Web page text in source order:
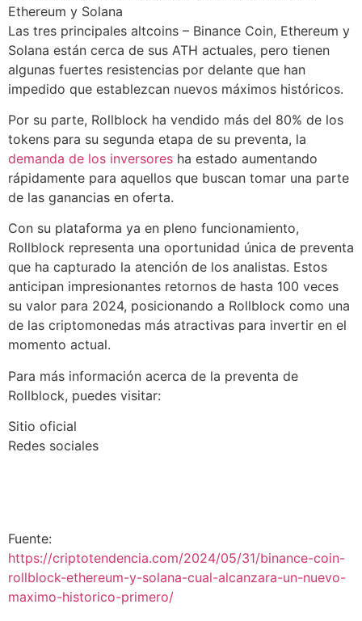
Ethereum y Solana
Las tres principales altcoins – Binance Coin, Ethereum y
Solana están cerca de sus ATH actuales, pero tienen
algunas fuertes resistencias por delante que han
impedido que establezcan nuevos máximos históricos.
Por su parte, Rollblock ha vendido más del 80% de los
tokens para su segunda etapa de su preventa, la
demanda de los inversores ha estado aumentando
rápidamente para aquellos que buscan tomar una parte
de las ganancias en oferta.
Con su plataforma ya en pleno funcionamiento,
Rollblock representa una oportunidad única de preventa
que ha capturado la atención de los analistas. Estos
anticipan impresionantes retornos de hasta 100 veces
su valor para 2024, posicionando a Rollblock como una
de las criptomonedas más atractivas para invertir en el
momento actual.
Para más información acerca de la preventa de
Rollblock, puedes visitar:
Sitio oficial
Redes sociales
Fuente:
https://criptotendencia.com/2024/05/31/binance-coin-
rollblock-ethereum-y-solana-cual-alcanzara-un-nuevo-
maximo-historico-primero/